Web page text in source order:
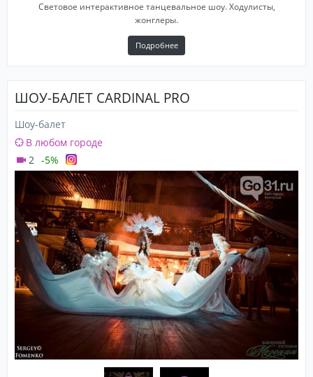
Световое интерактивное танцевальное шоу. Ходулисты,
жонглеры.
Подробнее
ШОУ-БАЛЕТ CARDINAL PRO
Шоу-балет
В любом городе
2 -5%